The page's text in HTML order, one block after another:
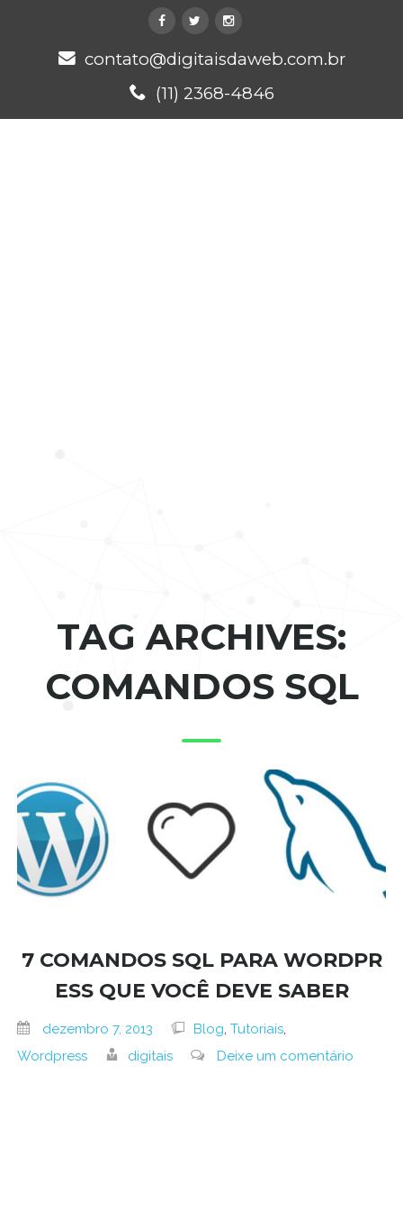
contato@digitaisdaweb.com.br
(11) 2368-4846
TAG ARCHIVES:
COMANDOS SQL
7 COMANDOS SQL PARA WORDPR
ESS QUE VOCÊ DEVE SABER
dezembro 7, 2013 Blog, Tutoriais,
Wordpress
digitais Deixe um comentário